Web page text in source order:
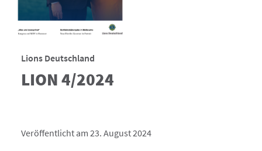
Lions Deutschland
LION 4/2024
Veröffentlicht am 23. August 2024